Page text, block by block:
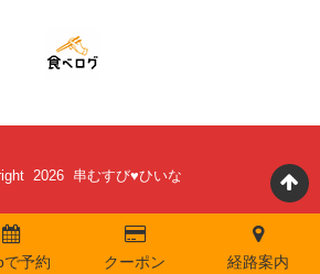
2026 串むすび♥ひいな
で予約 クーポン 経路案内